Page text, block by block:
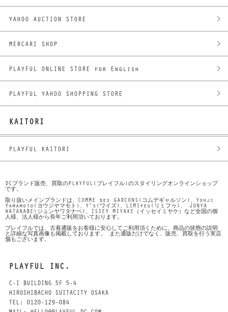
YAHOO AUCTION STORE
MERCARI SHOP
PLAYFUL ONLINE STORE for English
PLAYFUL YAHOO SHOPPING STORE
KAITORI
PLAYFUL KAITORI
DCブランド販売、買取のPLAYFUL(プレイフル)のスタイリングオンラインショップ
です。
取り扱いメインブランドは、COMME des GARCONS(コムデギャルソン)、Yohji
Yamamoto(ヨウジヤマモト)、Y's(ワイズ)、LIMIfeu(リミフゥ)、 JUNYA
WATANABE(ジュンヤワタナベ)、ISSEY MIYAKE（イッセイミヤケ）など全国の個
人様、法人様から長年ご利用頂いております。
プレイフルでは、古着通販をお客様に安心してご利用頂くために、商品の状態の説明
と詳細な写真画像も掲載しております。 また通販だけでなく、販売、買取を行う実店
舗もございます。
PLAYFUL INC.
C-I BUILDING 5F 5-4
HIROSHIBACHO SUITACITY OSAKA
TEL: 0120-129-084